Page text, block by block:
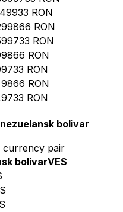
RON
RON
RON
RON
RON
RON
RON
bolivar
currency pair
bolivarVES